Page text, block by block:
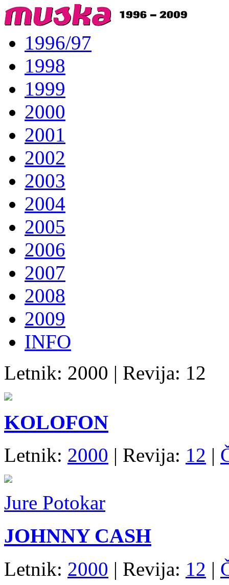
1996/97
1998
1999
2000
2001
2002
2003
2004
2005
2006
2007
2008
2009
INFO
Letnik: 2000 | Revija: 12
KOLOFON
Letnik: 2000 | Revija: 12 |
Jure Potokar
JOHNNY CASH
Letnik: 2000 | Revija: 12 |